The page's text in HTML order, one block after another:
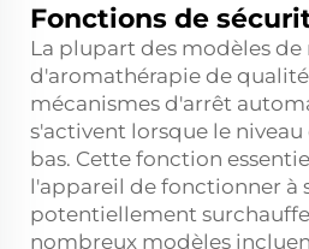
Fonctions de
La plupart des modèles
d'aromathérapie de
mécanismes d'arrêt
s'activent lorsque le
bas. Cette fonction
l'appareil de fonctionner à
potentiellement
nombreux modèles